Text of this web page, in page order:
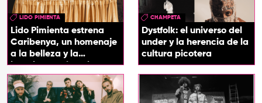
LIDO PIMIENTA
Lido Pimienta estrena
Caribenya, un homenaje
a la belleza y la
identidad del Caribe
CHAMPETA
Dystfolk: el universo del
under y la herencia de la
cultura picotera